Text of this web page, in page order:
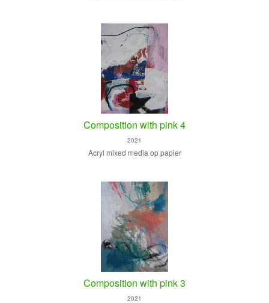
Composition with pink 4
2021
Acryl mixed media op papier
Composition with pink 3
2021